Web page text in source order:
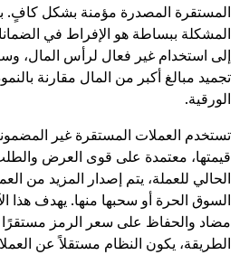
المصدرة مؤمنة بشكل كافٍ.
ببساطة هو الإفراط في
استخدام غير فعال لرأس المال،
مبالغ أكبر من المال مقارنة
العملات المستقرة غير المضمونة
معتمدة على قوى العرض والطلب.
للعملة، يتم إصدار المزيد من
الحرة أو سحبها منها. يهدف هذا
والحفاظ على سعر الرمز مستقرًا قدر
يكون النظام مستقلاً عن العملات